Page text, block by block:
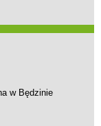
w Będzinie